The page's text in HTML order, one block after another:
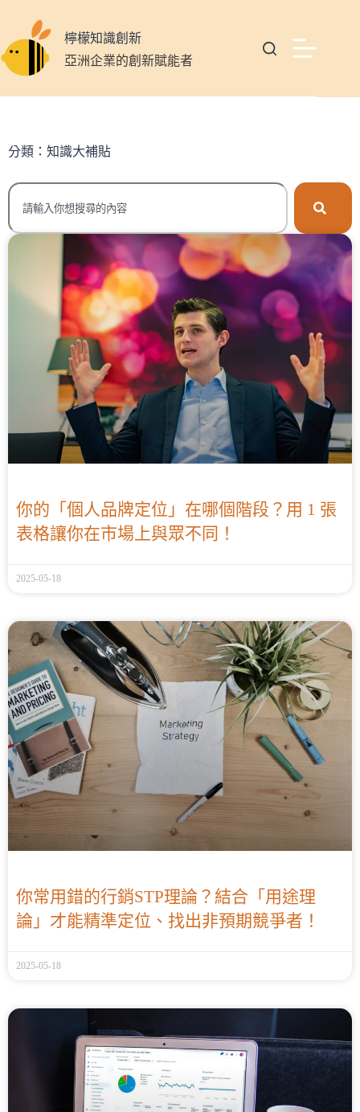
檸檬知識創新
亞洲企業的創新賦能者
分類：知識大補貼
你的「個人品牌定位」在哪個階段？用 1 張
表格讓你在市場上與眾不同！
2025-05-18
你常用錯的行銷STP理論？結合「用途理
論」才能精準定位、找出非預期競爭者！
2025-05-18